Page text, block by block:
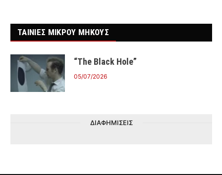
ΤΑΙΝΙΕΣ ΜΙΚΡΟΥ ΜΗΚΟΥΣ
“The Black Hole”
05/07/2026
ΔΙΑΦΗΜΙΣΕΙΣ